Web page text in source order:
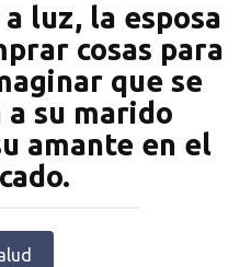
luz, la esposa
cosas para
que se
su marido
amante en el